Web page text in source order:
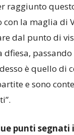
raggiunto
la maglia di
dal punto di
è quello di
e sono
punti segnati